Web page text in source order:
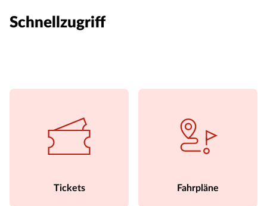
Schnellzugriff
Tickets Fahrpläne